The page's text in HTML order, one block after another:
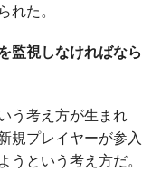
た。
監視しなければなら
う考え方が生まれ
規プレイヤーが参入
という考え方だ。